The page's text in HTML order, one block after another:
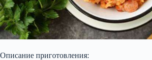
Описание приготовления: